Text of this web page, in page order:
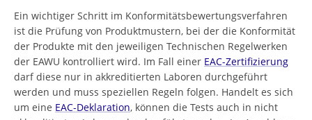
Ein wichtiger Schritt im Konformitätsbewertungsverfahren
ist die Prüfung von Produktmustern, bei der die Konformität
der Produkte mit den jeweiligen Technischen Regelwerken
der EAWU kontrolliert wird. Im Fall einer EAC-Zertifizierung
darf diese nur in akkreditierten Laboren durchgeführt
werden und muss speziellen Regeln folgen. Handelt es sich
um eine EAC-Deklaration, können die Tests auch in nicht